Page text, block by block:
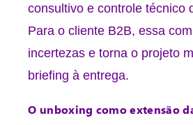
consultivo e controle técnico
Para o cliente B2B, essa
incertezas e torna o projeto
briefing à entrega.
O unboxing como extensão